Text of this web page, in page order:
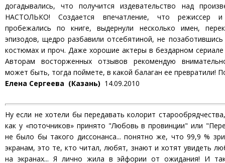
догадывались, что получится издевательство над
НАСТОЛЬКО! Создается впечатление, что режиссер
пробежались по книге, выдернули несколько имен,
эпизодов, щедро разбавили отсебятиной, не
костюмах и проч. Даже хорошие актеры в бездарном
Авторам восторженных отзывов рекомендую
может быть, тогда поймете, в какой балаган ее превратили!
Елена Сергеева (Казань) 14.09.2010
Ну если не хотели бы передавать колорит
как у «поточников» принято "Любовь в провинции" или
не было бы такого диссонанса... понятно же, что 99,9 %
экранам, это те, кто читал, любят, знают и хотят увидеть
на экранах... Я лично жила в эйфории от ожидания! И